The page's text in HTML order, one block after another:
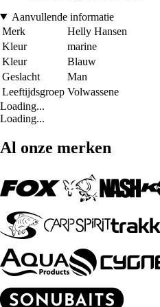
Aanvullende informatie
Merk
Helly Hansen
Kleur
marine
Kleur
Blauw
Geslacht
Man
Leeftijdsgroep Volwassene
Loading...
Loading...
Al onze merken